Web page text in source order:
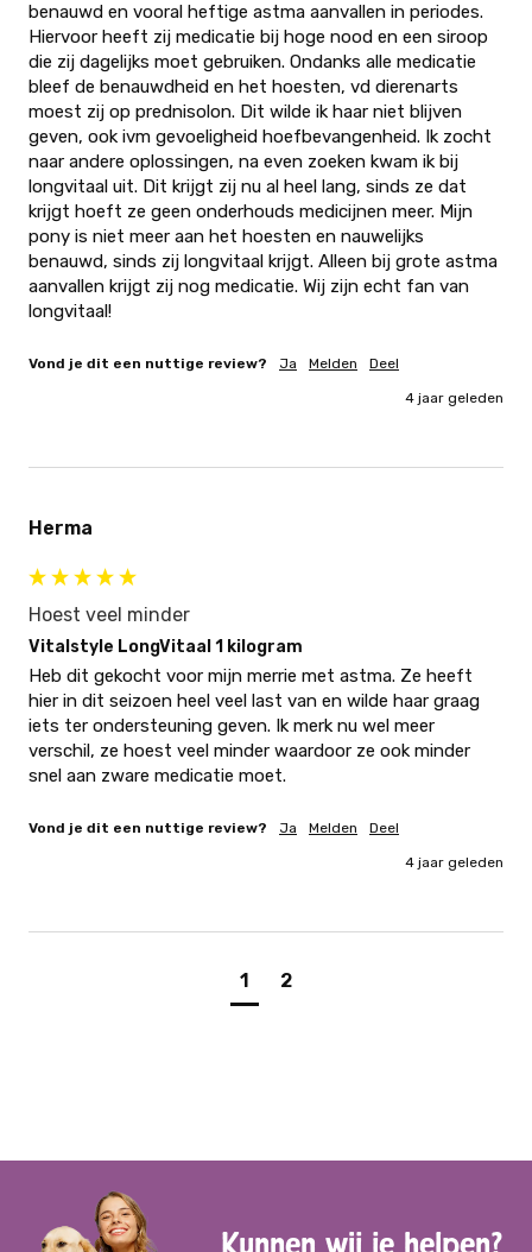
benauwd en vooral heftige astma aanvallen in periodes.
Hiervoor heeft zij medicatie bij hoge nood en een siroop
die zij dagelijks moet gebruiken. Ondanks alle medicatie
bleef de benauwdheid en het hoesten, vd dierenarts
moest zij op prednisolon. Dit wilde ik haar niet blijven
geven, ook ivm gevoeligheid hoefbevangenheid. Ik zocht
naar andere oplossingen, na even zoeken kwam ik bij
longvitaal uit. Dit krijgt zij nu al heel lang, sinds ze dat
krijgt hoeft ze geen onderhouds medicijnen meer. Mijn
pony is niet meer aan het hoesten en nauwelijks
benauwd, sinds zij longvitaal krijgt. Alleen bij grote astma
aanvallen krijgt zij nog medicatie. Wij zijn echt fan van
longvitaal!
Vond je dit een nuttige review? Ja Melden Deel
4 jaar geleden
Herma
Hoest veel minder
Vitalstyle LongVitaal 1 kilogram
Heb dit gekocht voor mijn merrie met astma. Ze heeft
hier in dit seizoen heel veel last van en wilde haar graag
iets ter ondersteuning geven. Ik merk nu wel meer
verschil, ze hoest veel minder waardoor ze ook minder
snel aan zware medicatie moet.
Vond je dit een nuttige review? Ja Melden Deel
4 jaar geleden
1 2